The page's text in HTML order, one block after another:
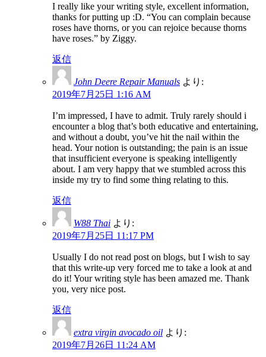
I really like your writing style, excellent information,
thanks for putting up :D. “You can complain because
roses have thorns, or you can rejoice because thorns
have roses.” by Ziggy.
返信
John Deere Repair Manuals より:
2019年7月25日 1:16 AM
I’m impressed, I have to admit. Truly rarely should i
encounter a blog that’s both educative and entertaining,
and without a doubt, you’ve hit the nail within the
head. Your notion is outstanding; the pain is an issue
that insufficient everyone is speaking intelligently
about. I am very happy that we stumbled across this
inside my try to find some thing relating to this.
返信
W88 Thai より:
2019年7月25日 11:17 PM
Usually I do not read post on blogs, but I wish to say
that this write-up very forced me to take a look at and
do it! Your writing style has been amazed me. Thank
you, very nice post.
返信
extra virgin avocado oil より:
2019年7月26日 11:24 AM